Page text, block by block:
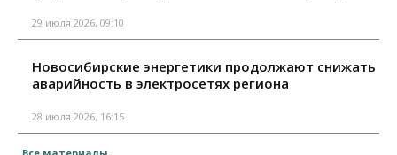
29 июля 2026, 09:10
Новосибирские энергетики продолжают снижать
аварийность в электросетях региона
28 июля 2026, 16:15